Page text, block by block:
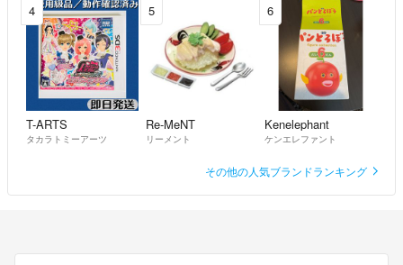
4
T-ARTS
タカラトミーアーツ
5
Re-MeNT
リーメント
6
Kenelephant
ケンエレファント
その他の人気ブランドランキング